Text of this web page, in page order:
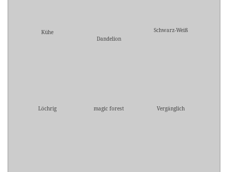
Kühe
Dandelion
Schwarz-Weiß
Löchrig magic forest Vergänglich